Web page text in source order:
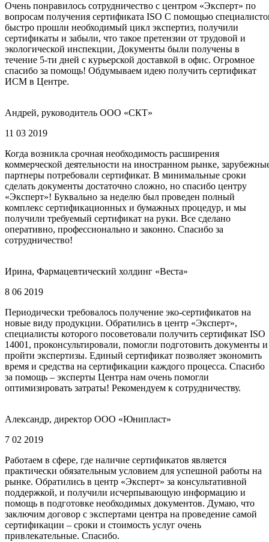
Очень понравилось сотрудничество с центром «Эксперт» по
вопросам получения сертификата ISO С помощью
быстро прошли необходимый цикл экспертиз, получили
сертификаты и забыли, что такое претензии от трудовой и
экологической инспекции, Документы были получены в
течение 5-ти дней с курьерской доставкой в офис. Огромное
спасибо за помощь! Обдумываем идею получить сертификат
ИСМ в Центре.
Андрей, руководитель ООО «СКТ»
11 03 2019
Когда возникла срочная необходимость расширения
коммерческой деятельности на иностранном рынке,
партнеры потребовали сертификат. В минимальные сроки
сделать документы достаточно сложно, но спасибо центру
«Эксперт»! Буквально за неделю был проведен полный
комплекс сертификационных и бумажных процедур, и мы
получили требуемый сертификат на руки. Все сделано
оперативно, профессионально и законно. Спасибо за
сотрудничество!
Ирина, Фармацевтический холдинг «Веста»
8 06 2019
Периодически требовалось получение эко-сертификатов на
новые виду продукции. Обратились в центр «Эксперт»,
специалисты которого посоветовали получить сертификат ISO
14001, проконсультировали, помогли подготовить документы и
пройти экспертизы. Единый сертификат позволяет экономить
время и средства на сертификации каждого процесса. Спасибо
за помощь – эксперты Центра нам очень помогли
оптимизировать затраты! Рекомендуем к сотрудничеству.
Александр, директор ООО «Юнипласт»
7 02 2019
Работаем в сфере, где наличие сертификатов является
практически обязательным условием для успешной работы на
рынке. Обратились в центр «Эксперт» за консультативной
поддержкой, и получили исчерпывающую информацию и
помощь в подготовке необходимых документов. Думаю, что
заключим договор с экспертами центра на проведение самой
сертификации – сроки и стоимость услуг очень
привлекательные. Спасибо.